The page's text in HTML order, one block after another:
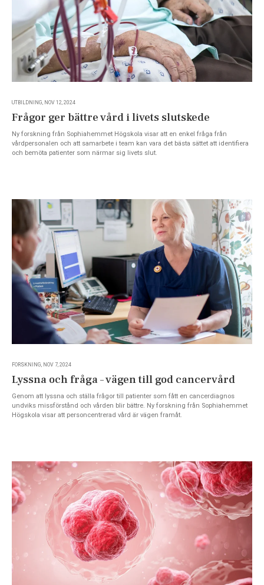
UTBILDNING, NOV 12, 2024
Frågor ger bättre vård i livets slutskede
Ny forskning från Sophiahemmet Högskola visar att en enkel fråga från
vårdpersonalen och att samarbete i team kan vara det bästa sättet att identifiera
och bemöta patienter som närmar sig livets slut.
FORSKNING, NOV 7, 2024
Lyssna och fråga – vägen till god cancervård
Genom att lyssna och ställa frågor till patienter som fått en cancerdiagnos
undviks missförstånd och vården blir bättre. Ny forskning från Sophiahemmet
Högskola visar att personcentrerad vård är vägen framåt.